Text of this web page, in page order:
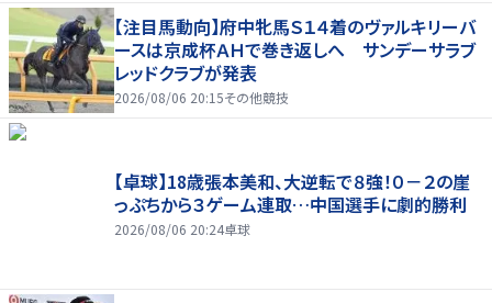
【注目馬動向】府中牝馬Ｓ１４着のヴァルキリーバ
ースは京成杯ＡＨで巻き返しへ サンデーサラブ
レッドクラブが発表
2026/08/06 20:15その他競技
【卓球】18歳張本美和、大逆転で８強！０－２の崖
っぷちから３ゲーム連取…中国選手に劇的勝利
2026/08/06 20:24卓球